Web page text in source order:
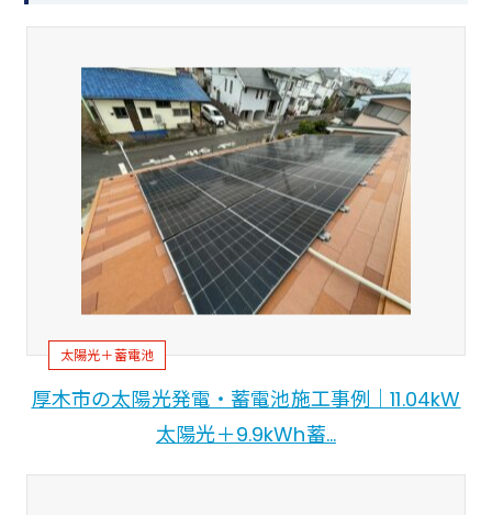
太陽光＋蓄電池
厚木市の太陽光発電・蓄電池施工事例｜11.04kW
太陽光＋9.9kWh蓄…